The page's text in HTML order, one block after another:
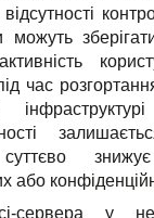
можуть
час
або
сервера у